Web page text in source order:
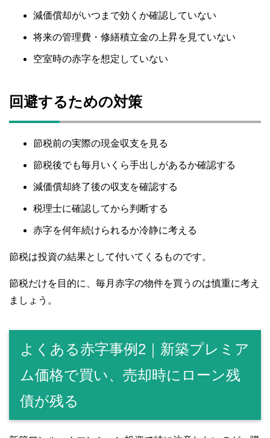
減価償却がいつまで効くか確認していない
将来の管理費・修繕積立金の上昇を見ていない
空室時の赤字を想定していない
回避するための対策
節税前の実際の現金収支を見る
節税後でも毎月いくら手出しがあるか確認する
減価償却終了後の収支を確認する
税理士に確認してから判断する
赤字を何年続けられるか冷静に考える
節税は投資の結果として付いてくるものです。
節税だけを目的に、毎月赤字の物件を買うのは慎重に考え
ましょう。
よくある赤字事例2｜新築プレミア
ム価格で買い、売却時にローン残
債が残る